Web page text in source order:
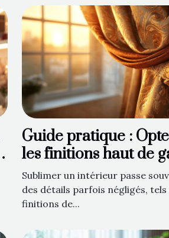
Guide pratique :
les finitions haut de
en décoration de
Sublimer un intérieur passe
des détails parfois négligés, tels
finitions de...